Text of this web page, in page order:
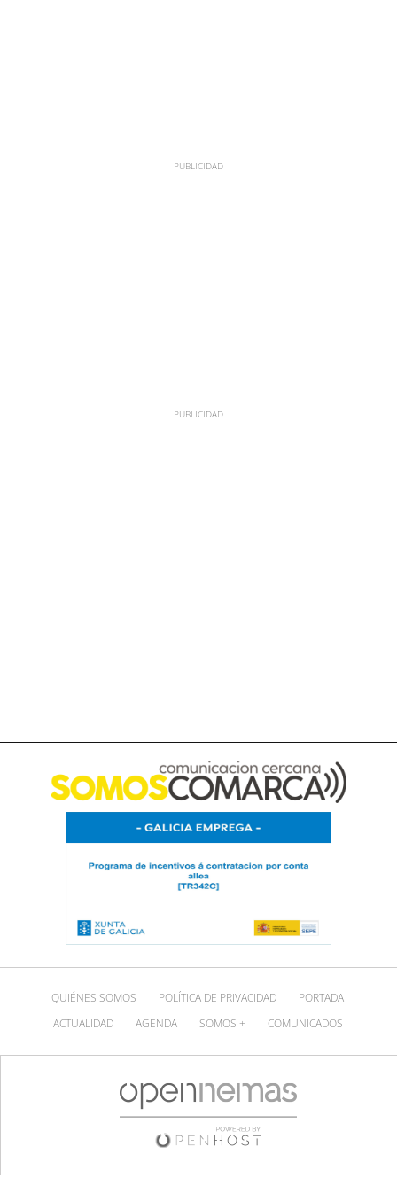
QUIÉNES SOMOS POLÍTICA DE PRIVACIDAD
PORTADA
ACTUALIDAD
AGENDA SOMOS + COMUNICADOS